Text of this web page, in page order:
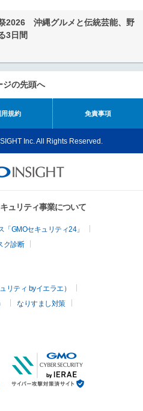
2026 沖縄グルメと伝統芸能、野
3日間
ジの先頭へ
用規約 免責事項
Inc. All Rights Reserved.
ュリティ事業について
GMOセキュリティ24」
ク診断
リティ byイエラエ）
なりすまし対策